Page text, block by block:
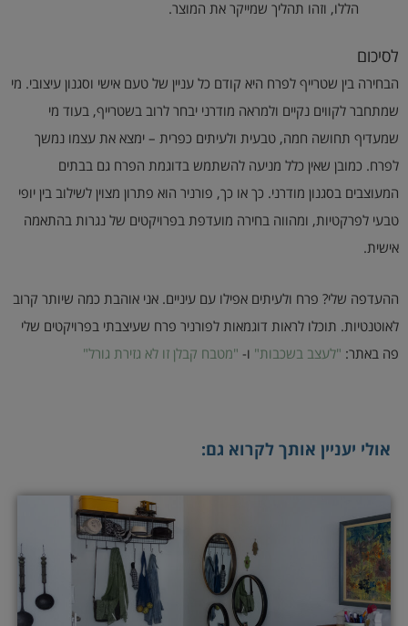
הללו, וזהו תהליך שמייקר את המוצר.
לסיכום
הבחירה בין שטרייף לפרח היא קודם כל עניין של טעם אישי וסגנון עיצובי. מי
שמתחבר לקווים נקיים ולמראה מודרני יבחר לרוב בשטרייף, בעוד מי
שמעדיף תחושה חמה, טבעית ולעיתים כפרית – ימצא את עצמו נמשך
לפרח. כמובן שאין כלל מניעה להשתמש בדוגמת הפרח גם בבתים
המעוצבים בסגנון מודרני. כך או כך, פורניר הוא פתרון מצוין לשילוב בין יופי
טבעי לפרקטיות, ומהווה בחירה מועדפת בפרויקטים של נגרות בהתאמה
אישית.
ההעדפה שלי? פרח ולעיתים אפילו עם עיניים. אני אוהבת כמה שיותר קרוב
לאוטנטיות. תוכלו לראות דוגמאות לפורניר פרח שעיצבתי בפרויקטים שלי
פה באתר: "לעצב בשכבות" ו- "מטבח קבלן זו לא גזירת גורל"
אולי יעניין אותך לקרוא גם: